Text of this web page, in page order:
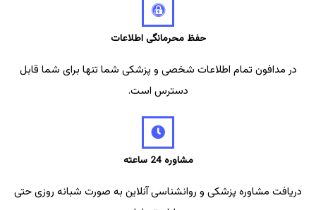
حفظ محرمانگی اطلاعات
در مدافون تمام اطلاعات شخصی و پزشکی شما تنها برای شما قابل
دسترس است.
مشاوره 24 ساعته
دریافت مشاوره پزشکی و روانشناسی آنلاین به صورت شبانه روزی حتی